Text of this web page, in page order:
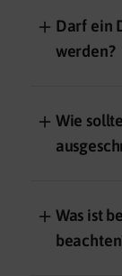
＋ Darf ein
werden?
＋ Wie
＋ Was ist